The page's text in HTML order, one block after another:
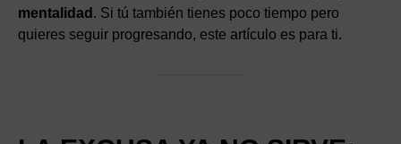
mentalidad . Si tú también tienes poco tiempo pero
quieres seguir progresando, este artículo es para ti.